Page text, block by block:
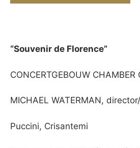
“Souvenir de Florence”
CONCERTGEBOUW CHAMBER
MICHAEL WATERMAN,
Puccini, Crisantemi